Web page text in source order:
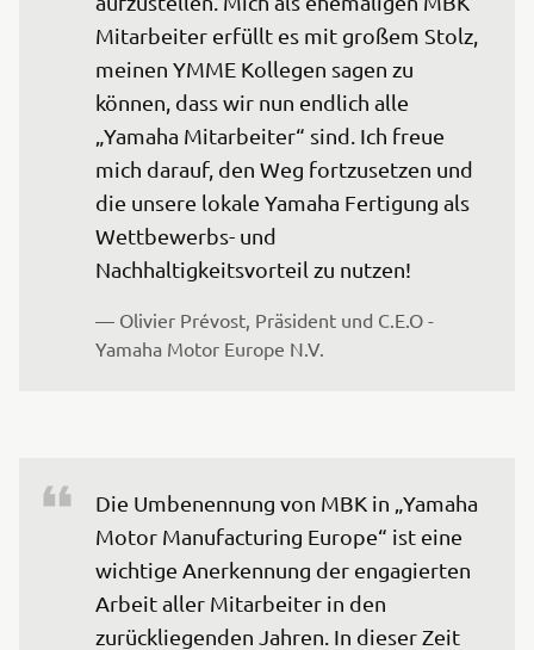
Mitarbeiter erfüllt es mit großem Stolz,
meinen YMME Kollegen sagen zu
können, dass wir nun endlich alle
„Yamaha Mitarbeiter“ sind. Ich freue
mich darauf, den Weg fortzusetzen und
die unsere lokale Yamaha Fertigung als
Wettbewerbs- und
Nachhaltigkeitsvorteil zu nutzen!
— Olivier Prévost, Präsident und C.E.O -
Yamaha Motor Europe N.V.
Die Umbenennung von MBK in „Yamaha
Motor Manufacturing Europe“ ist eine
wichtige Anerkennung der engagierten
Arbeit aller Mitarbeiter in den
zurückliegenden Jahren. In dieser Zeit